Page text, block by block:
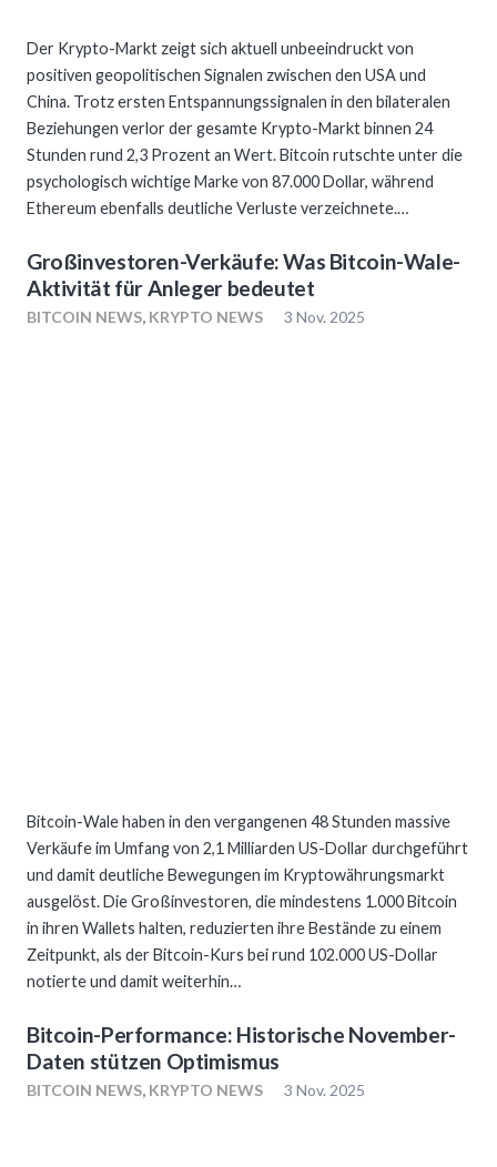
Der Krypto-Markt zeigt sich aktuell unbeeindruckt von
positiven geopolitischen Signalen zwischen den USA und
China. Trotz ersten Entspannungssignalen in den bilateralen
Beziehungen verlor der gesamte Krypto-Markt binnen 24
Stunden rund 2,3 Prozent an Wert. Bitcoin rutschte unter die
psychologisch wichtige Marke von 87.000 Dollar, während
Ethereum ebenfalls deutliche Verluste verzeichnete.…
Großinvestoren-Verkäufe: Was Bitcoin-Wale-
Aktivität für Anleger bedeutet
BITCOIN NEWS, KRYPTO NEWS 3 Nov. 2025
Bitcoin-Wale haben in den vergangenen 48 Stunden massive
Verkäufe im Umfang von 2,1 Milliarden US-Dollar durchgeführt
und damit deutliche Bewegungen im Kryptowährungsmarkt
ausgelöst. Die Großinvestoren, die mindestens 1.000 Bitcoin
in ihren Wallets halten, reduzierten ihre Bestände zu einem
Zeitpunkt, als der Bitcoin-Kurs bei rund 102.000 US-Dollar
notierte und damit weiterhin…
Bitcoin-Performance: Historische November-
Daten stützen Optimismus
BITCOIN NEWS, KRYPTO NEWS 3 Nov. 2025